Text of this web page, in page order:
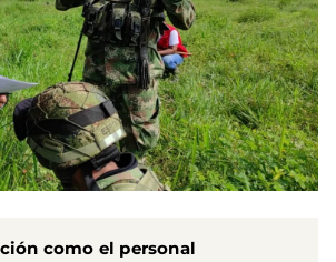
como el personal